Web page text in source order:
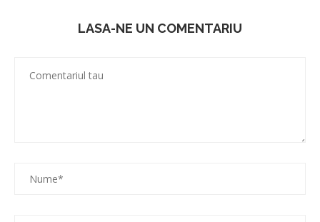
LASA-NE UN COMENTARIU